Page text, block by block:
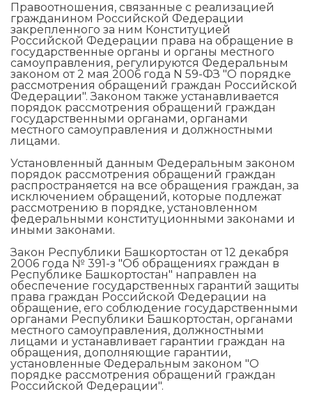
Правоотношения, связанные с реализацией
гражданином Российской Федерации
закрепленного за ним Конституцией
Российской Федерации права на обращение в
государственные органы и органы местного
самоуправления, регулируются Федеральным
законом от 2 мая 2006 года N 59-ФЗ "О порядке
рассмотрения обращений граждан Российской
Федерации". Законом также устанавливается
порядок рассмотрения обращений граждан
государственными органами, органами
местного самоуправления и должностными
лицами.
Установленный данным Федеральным законом
порядок рассмотрения обращений граждан
распространяется на все обращения граждан, за
исключением обращений, которые подлежат
рассмотрению в порядке, установленном
федеральными конституционными законами и
иными законами.
Закон Республики Башкортостан от 12 декабря
2006 года № 391-з "Об обращениях граждан в
Республике Башкортостан" направлен на
обеспечение государственных гарантий защиты
права граждан Российской Федерации на
обращение, его соблюдение государственными
органами Республики Башкортостан, органами
местного самоуправления, должностными
лицами и устанавливает гарантии граждан на
обращения, дополняющие гарантии,
установленные Федеральным законом "О
порядке рассмотрения обращений граждан
Российской Федерации".